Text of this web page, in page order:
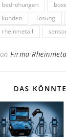
bedrohungen
kunden
lösung
rheinmetall
Firma
DAS